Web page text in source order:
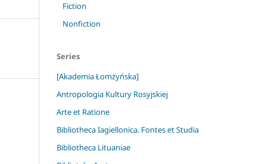
Fiction
Nonfiction
Series
[Akademia Łomżyńska]
Antropologia Kultury Rosyjskiej
Arte et Ratione
Bibliotheca Iagiellonica. Fontes et Studia
Bibliotheca Lituaniae